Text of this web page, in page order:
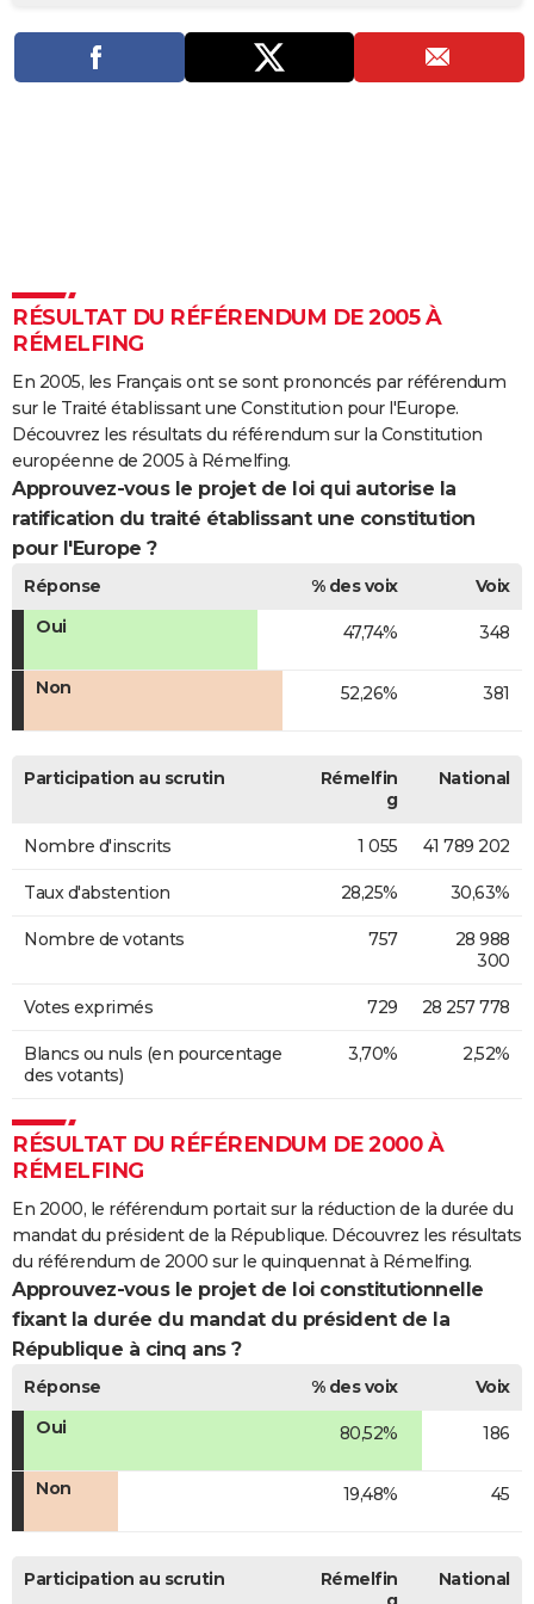
PHOTO
GUIDES D'ACHAT
COPAINS D'AVANT
FORUM
Bricolage
Lifestyle
Culture
Sport
Auto
Television
Voyage
Cinema
RÉSULTAT DU RÉFÉRENDUM DE 2005 À
RÉMELFING
En 2005, les Français ont se sont prononcés par référendum
sur le Traité établissant une Constitution pour l'Europe.
Découvrez les résultats du référendum sur la Constitution
européenne de 2005 à Rémelfing.
Approuvez-vous le projet de loi qui autorise la
ratification du traité établissant une constitution
pour l'Europe ?
Réponse % des voix
Voix
Oui
47,74% 348
Non 52,26% 381
Participation au scrutin
Rémelfin
g
National
Nombre d'inscrits 1 055 41 789 202
Taux d'abstention 28,25% 30,63%
Nombre de votants 757
28 988
300
Votes exprimés 729 28 257 778
Blancs ou nuls (en pourcentage
des votants)
3,70% 2,52%
RÉSULTAT DU RÉFÉRENDUM DE 2000 À
RÉMELFING
En 2000, le référendum portait sur la réduction de la durée du
mandat du président de la République. Découvrez les résultats
du référendum de 2000 sur le quinquennat à Rémelfing.
Approuvez-vous le projet de loi constitutionnelle
fixant la durée du mandat du président de la
République à cinq ans ?
Réponse % des voix
Voix
Oui
80,52% 186
Non 19,48% 45
Participation au scrutin
Rémelfin
National